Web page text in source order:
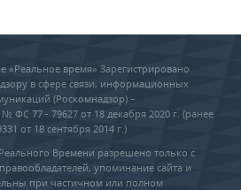
«Реальное время» Зарегистрировано
в сфере связи, информационных
(Роскомнадзор) –
ФС 77 - 79627 от 18 декабря 2020 г. (ранее
от 18 сентября 2014 г.)
Времени разрешено только с
упоминание сайта и
при частичном или полном